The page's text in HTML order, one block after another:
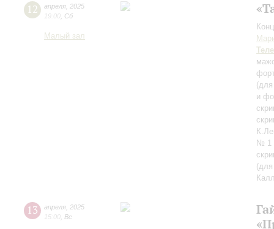
12 апреля 2025
19:00 Сб
Малый зал
и
№ 1
13 апреля 2025
15:00 Вс